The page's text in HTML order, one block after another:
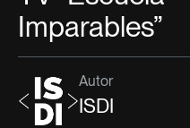
Imparables”
Autor
ISDI